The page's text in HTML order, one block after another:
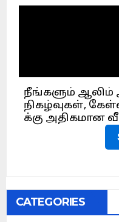
CATEGORIES